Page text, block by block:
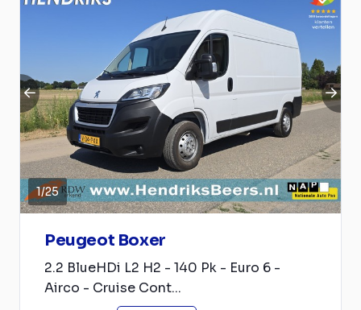
1/25
Peugeot Boxer
2.2 BlueHDi L2 H2 - 140 Pk - Euro 6 -
Airco - Cruise Cont...